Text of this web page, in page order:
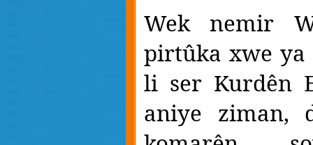
Wek nemir
pirtûka xwe ya
li ser Kurdên
aniye ziman,